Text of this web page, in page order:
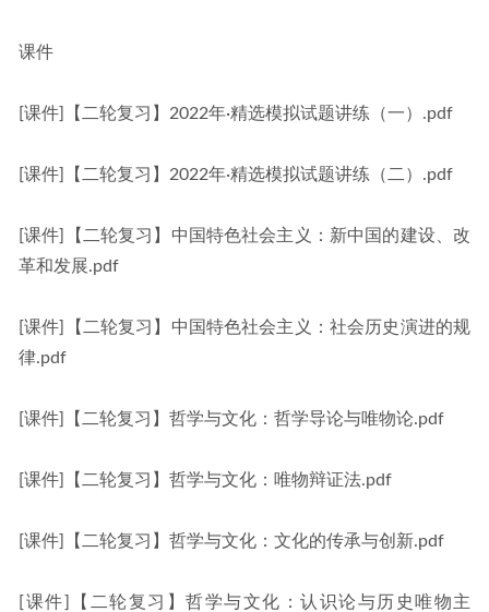
课件
[课件]【二轮复习】2022年·精选模拟试题讲练（一）.pdf
[课件]【二轮复习】2022年·精选模拟试题讲练（二）.pdf
[课件]【二轮复习】中国特色社会主义：新中国的建设、改
革和发展.pdf
[课件]【二轮复习】中国特色社会主义：社会历史演进的规
律.pdf
[课件]【二轮复习】哲学与文化：哲学导论与唯物论.pdf
[课件]【二轮复习】哲学与文化：唯物辩证法.pdf
[课件]【二轮复习】哲学与文化：文化的传承与创新.pdf
[课件]【二轮复习】哲学与文化：认识论与历史唯物主